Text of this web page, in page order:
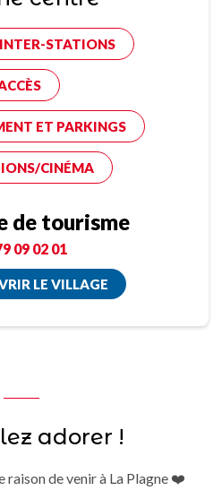
STATIONS
ET PARKINGS
CINÉMA
tourisme
09 02 01
LE VILLAGE
adorer !
raison de venir à La Plagne ❤️